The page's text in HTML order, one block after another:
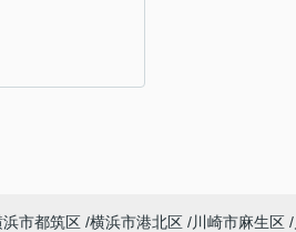
浜市都筑区 横浜市港北区 川崎市麻生区